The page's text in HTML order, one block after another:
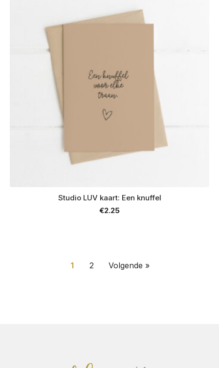
Studio LUV kaart: Een knuffel
€2.25
1 2 Volgende »